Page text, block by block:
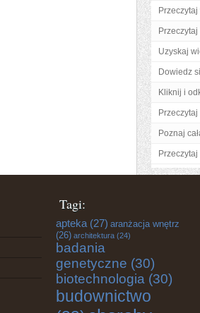
Przeczytaj
Uzyskaj
Dowiedz
Kliknij i
Poznaj
Tagi:
apteka (27) aranżacja wnętrz
(26) architektura (24)
badania
genetyczne (30)
biotechnologia (30)
budownictwo